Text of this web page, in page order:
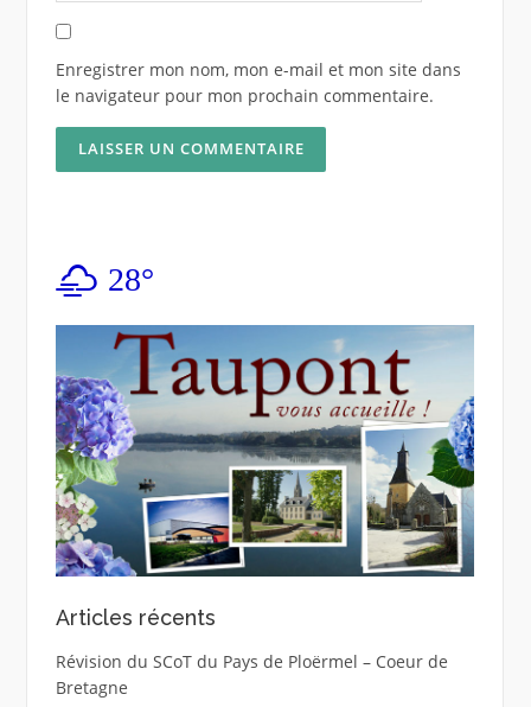
Enregistrer mon nom, mon e-mail et mon site dans
le navigateur pour mon prochain commentaire.
28°
Articles récents
Révision du SCoT du Pays de Ploërmel – Coeur de
Bretagne